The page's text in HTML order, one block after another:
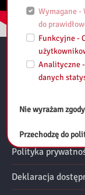
Przydatne linki:
Polityka
Deklaracja
Wymagane -
do
Funkcyjne -
Analityczne
danych
Nie wyrażam zgody
Przechodzę do